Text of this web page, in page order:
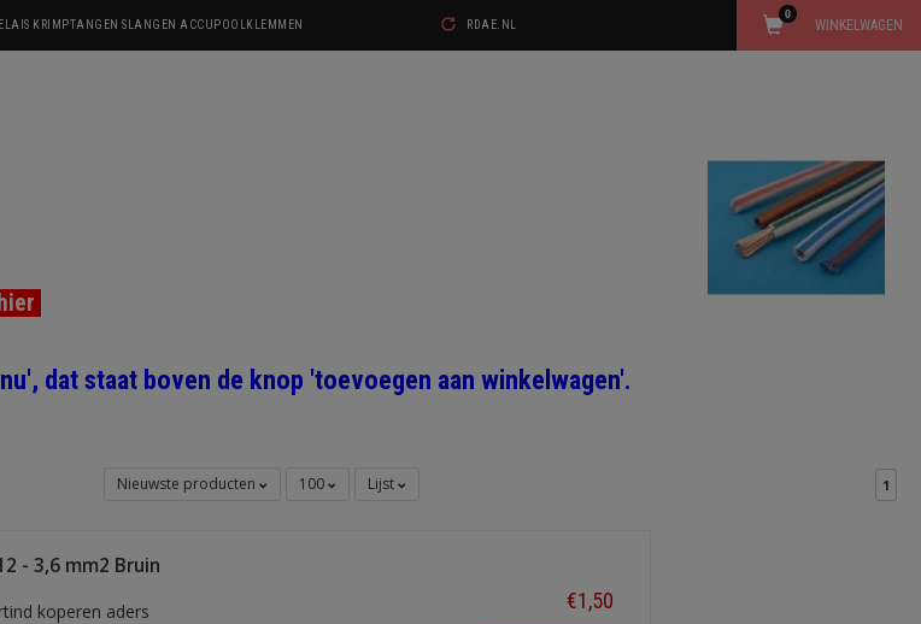
KRIMPTANGEN SLANGEN ACCUPOOLKLEMMEN RDAE.NL WINKELWAGEN
0
hier
dat staat boven de knop 'toevoegen aan winkelwagen'.
Nieuwste producten 100 Lijst 1
- 3,6 mm2 Bruin
koperen aders €1,50